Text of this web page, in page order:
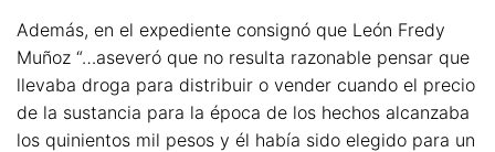
Además, en el expediente consignó que León Fredy
Muñoz “…aseveró que no resulta razonable pensar que
llevaba droga para distribuir o vender cuando el precio
de la sustancia para la época de los hechos alcanzaba
los quinientos mil pesos y él había sido elegido para un